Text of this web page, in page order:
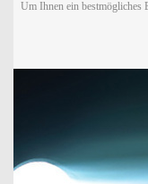
Um Ihnen ein bestmögliches